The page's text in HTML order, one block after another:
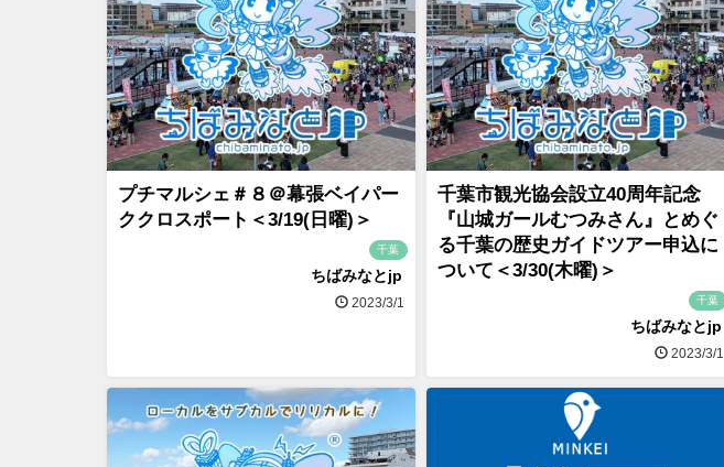
プチマルシェ＃８＠幕張ベイパー
ククロスポート＜3/19(日曜)＞
千葉
ちばみなとjp
2023/3/1
千葉市観光協会設立40周年記念
『山城ガールむつみさん』とめぐ
る千葉の歴史ガイドツアー申込に
ついて＜3/30(木曜)＞
千葉
ちばみなとjp
2023/3/1